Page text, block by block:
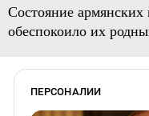
Состояние
обеспокоило их
ПЕРСОНАЛИИ